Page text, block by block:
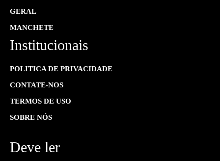
GERAL
MANCHETE
Institucionais
POLITICA DE PRIVACIDADE
CONTATE-NOS
TERMOS DE USO
SOBRE NÓS
Deve ler